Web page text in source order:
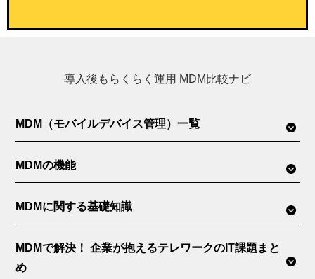
導入後もらくらく運用 MDM比較ナビ
MDM（モバイルデバイス管理）一覧
MDMの機能
MDMに関する基礎知識
MDMで解決！ 企業が抱えるテレワークのIT課題まと
め